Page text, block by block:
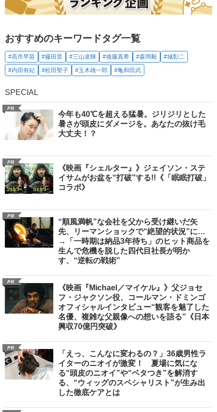
おすすめのキーワードタグ一覧
#高市早苗 #藤田晋 #三山凌輝 #後藤真希 #森岡毅
#城彰二
#内田有紀
#松田聖子 #玉木雄一郎 #亀和田武
SPECIAL
PR
今年も40℃を超える猛暑。ジリジリとした
暑さが頭皮にダメージを。あなたの抜け毛
大丈夫！？
PR
《映画『シェルター』》ジェイソン・ステ
イサムがお盆を“打破”する!!《「眠眠打破」
コラボ》
PR
“順風満帆”な会社を父から受け継いだ矢
先、リーマンショックで“絶望的状況”に…
→「一時期は納品3年待ち」のヒット商品を
生んで危機を脱した四代目社長が明か
す、“逆転の戦術”
PR
《映画『Michael／マイケル』》父ジョセ
フ・ジャクソン役、コールマン・ドミンゴ
オフィシャルインタビュー“観客を魅了した
名優、複雑な父親像への想いを語る”《日本
興収70億円突破》
PR
「えっ、こんなに変わるの？」36歳男性ラ
イターのニオイが激変！ 夏場に気にな
る“頭皮のニオイ”や“ベタつき”を解消す
る、“ウィッグのスペシャリスト”が生み出
した徹底ケアとは